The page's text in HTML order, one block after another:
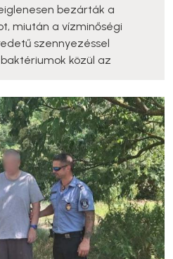
bezárták a
miután a vízminőségi
szennyezéssel
közül az